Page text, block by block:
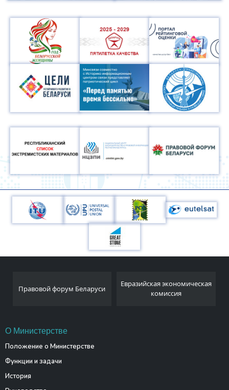
Правовой форум Беларуси
Евразийская экономическая
комиссия
О Министерстве
Положение о Министерстве
Функции и задачи
История